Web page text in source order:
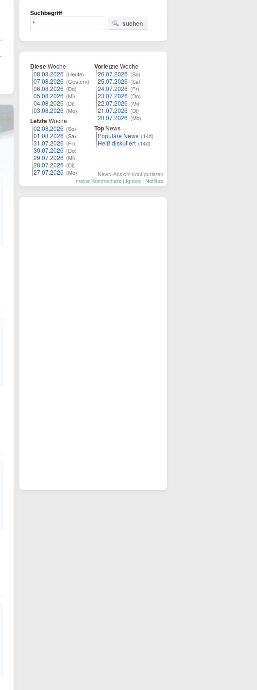
Suchbegriff
suchen
DieseWoche
08.08.2026 (Heute)
07.08.2026 (Gestern)
06.08.2026 (Do)
05.08.2026 (Mi)
04.08.2026 (Di)
03.08.2026 (Mo)
LetzteWoche
02.08.2026 (So)
01.08.2026 (Sa)
31.07.2026 (Fr)
30.07.2026 (Do)
29.07.2026 (Mi)
28.07.2026 (Di)
27.07.2026 (Mo)
VorletzteWoche
26.07.2026 (So)
25.07.2026 (Sa)
24.07.2026 (Fr)
23.07.2026 (Do)
22.07.2026 (Mi)
21.07.2026 (Di)
20.07.2026 (Mo)
Top News
Populäre News (14d)
Heiß diskutiert (14d)
News-Ansicht konfigurieren
meine Kommentare | Ignore | Notifies